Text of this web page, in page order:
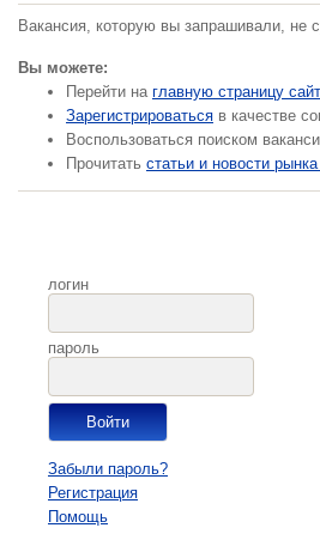
Вакансия, которую вы запрашивали, не
Вы можете:
Перейти на главную страницу
Зарегистрироваться в качестве
Воспользоваться поиском
Прочитать статьи и новости
логин
пароль
Забыли пароль?
Регистрация
Помощь